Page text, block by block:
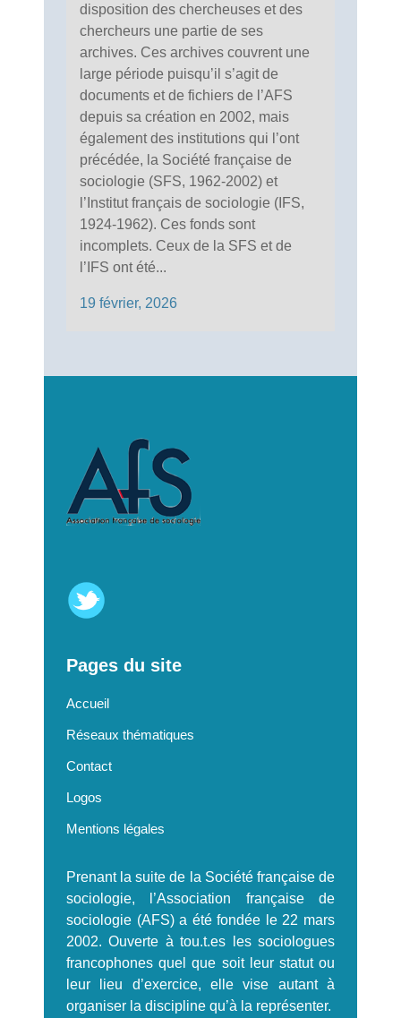
disposition des chercheuses et des
chercheurs une partie de ses
archives. Ces archives couvrent une
large période puisqu’il s’agit de
documents et de fichiers de l’AFS
depuis sa création en 2002, mais
également des institutions qui l’ont
précédée, la Société française de
sociologie (SFS, 1962-2002) et
l’Institut français de sociologie (IFS,
1924-1962). Ces fonds sont
incomplets. Ceux de la SFS et de
l’IFS ont été...
19 février, 2026
Pages du site
Accueil
Réseaux thématiques
Contact
Logos
Mentions légales
Prenant la suite de la Société française de
sociologie, l’Association française de
sociologie (AFS) a été fondée le 22 mars
2002. Ouverte à tou.t.es les sociologues
francophones quel que soit leur statut ou
leur lieu d’exercice, elle vise autant à
organiser la discipline qu’à la représenter.